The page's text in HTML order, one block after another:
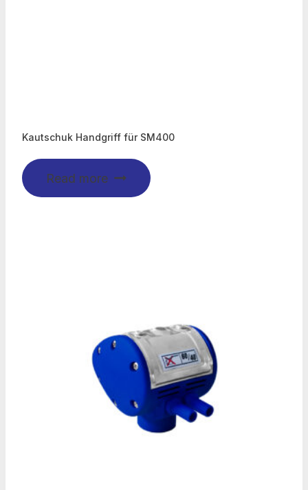
Kautschuk Handgriff für SM400
Read more